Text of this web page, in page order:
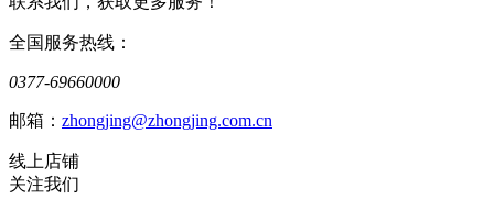
全国服务热线：
0377-69660000
邮箱： zhongjing@zhongjing.com.cn
线上店铺
关注我们